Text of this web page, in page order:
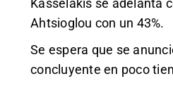
Ahtsioglou con un 43%.
Se espera que se
concluyente en poco